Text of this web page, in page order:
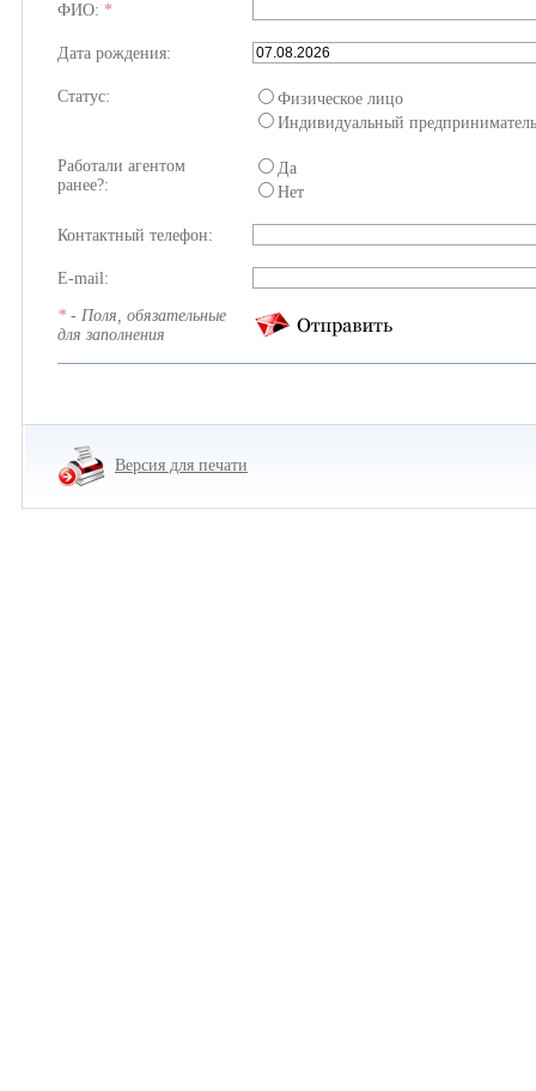
ФИО: *
Дата рождения:
Статус:
Физическое лицо
Индивидуальный предприниматель
Работали агентом
ранее?:
Да
Нет
Контактный телефон:
E-mail:
* - Поля, обязательные
для заполнения
Версия для печати